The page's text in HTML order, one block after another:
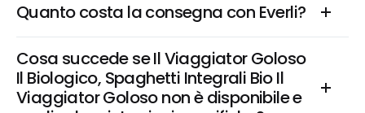
Quanto costa la consegna con Everli?
Cosa succede se Il Viaggiator Goloso
Il Biologico, Spaghetti Integrali Bio Il
Viaggiator Goloso non è disponibile e